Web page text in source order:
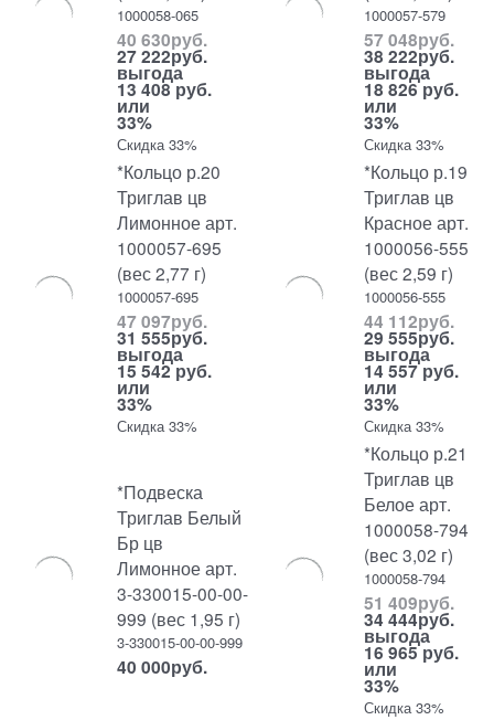
1000058-065
40 630руб.
27 222руб.
выгода
13 408 руб.
или
33%
Скидка 33%
1000057-579
57 048руб.
38 222руб.
выгода
18 826 руб.
или
33%
Скидка 33%
*Кольцо р.20
Триглав цв
Лимонное арт.
1000057-695
(вес 2,77 г)
1000057-695
47 097руб.
31 555руб.
выгода
15 542 руб.
или
33%
Скидка 33%
*Кольцо р.19
Триглав цв
Красное арт.
1000056-555
(вес 2,59 г)
1000056-555
44 112руб.
29 555руб.
выгода
14 557 руб.
или
33%
Скидка 33%
*Подвеска
Триглав Белый
Бр цв
Лимонное арт.
3-330015-00-00-
999 (вес 1,95 г)
3-330015-00-00-999
40 000руб.
*Кольцо р.21
Триглав цв
Белое арт.
1000058-794
(вес 3,02 г)
1000058-794
51 409руб.
34 444руб.
выгода
16 965 руб.
или
33%
Скидка 33%